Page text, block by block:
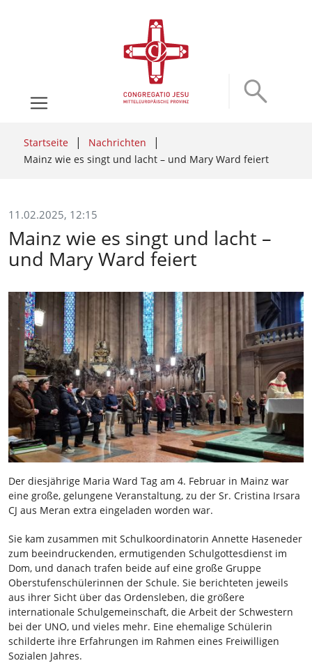
Startseite
Nachrichten
Mainz wie es singt und lacht – und Mary Ward feiert
11.02.2025, 12:15
Mainz wie es singt und lacht –
und Mary Ward feiert
Der diesjährige Maria Ward Tag am 4. Februar in Mainz war
eine große, gelungene Veranstaltung, zu der Sr. Cristina Irsara
CJ aus Meran extra eingeladen worden war.
Sie kam zusammen mit Schulkoordinatorin Annette Haseneder
zum beeindruckenden, ermutigenden Schulgottesdienst im
Dom, und danach trafen beide auf eine große Gruppe
Oberstufenschülerinnen der Schule. Sie berichteten jeweils
aus ihrer Sicht über das Ordensleben, die größere
internationale Schulgemeinschaft, die Arbeit der Schwestern
bei der UNO, und vieles mehr. Eine ehemalige Schülerin
schilderte ihre Erfahrungen im Rahmen eines Freiwilligen
Sozialen Jahres.